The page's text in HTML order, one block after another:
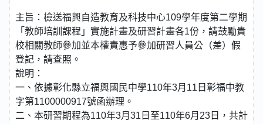
主旨：檢送福興自造教育及科技中心109學年度第二學期
「教師培訓課程」實施計畫及研習計畫各1份，請鼓勵貴
校相關教師參加並本權責惠予參加研習人員公（差）假
登記，請查照。
說明：
一、依據彰化縣立福興國民中學110年3月11日彰福中教
字第1100000917號函辦理。
二、本研習期程為110年3月31日至110年6月23日，共計